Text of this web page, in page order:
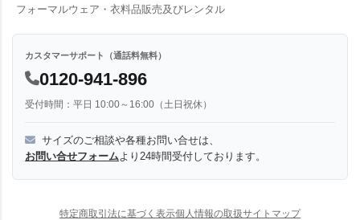
フォーマルウェア・衣料品販売及びレンタル
カスタマーサポート（通話料無料）
0120-941-896
受付時間：平日 10:00～16:00（土日祝休）
サイズのご相談や各種お問い合せは、
お問い合せフォーム より24時間受付しております。
特定商取引法に基づく表示個人情報の取扱サイトマップ